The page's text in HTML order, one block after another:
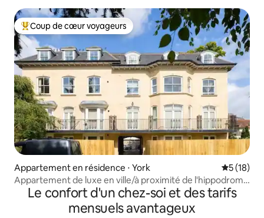
Coups de cœur voyageurs les plus appréciés
Coup de cœur voyageurs
Appartement en résidence ⋅ York
5 (18)
Appartement de luxe en ville/à proximité de l'hippodrome
avec parking
Le confort d'un chez-soi et des tarifs
mensuels avantageux